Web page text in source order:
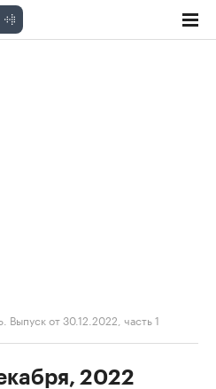
Выпуск от 30.12.2022, часть 1
2022